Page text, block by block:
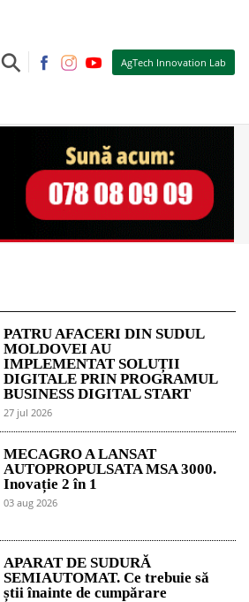
⚲ AgTech Innovation Lab
PATRU AFACERI DIN SUDUL
MOLDOVEI AU
IMPLEMENTAT SOLUȚII
DIGITALE PRIN PROGRAMUL
BUSINESS DIGITAL START
27 jul 2026
MECAGRO A LANSAT
AUTOPROPULSATA MSA 3000.
Inovație 2 în 1
03 aug 2026
APARAT DE SUDURĂ
SEMIAUTOMAT. Ce trebuie să
știi înainte de cumpărare